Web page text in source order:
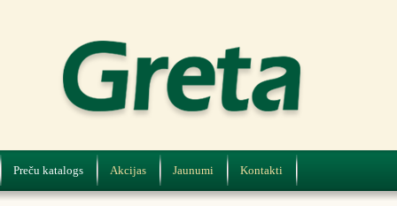
Preču katalogs Akcijas Jaunumi Kontakti